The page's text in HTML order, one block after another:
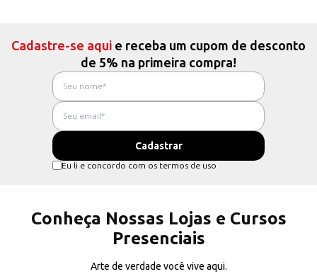
Cadastre-se aqui e receba um cupom de desconto
de 5% na primeira compra!
Eu li e concordo com os termos de uso
Conheça Nossas Lojas e Cursos
Presenciais
Arte de verdade você vive aqui.